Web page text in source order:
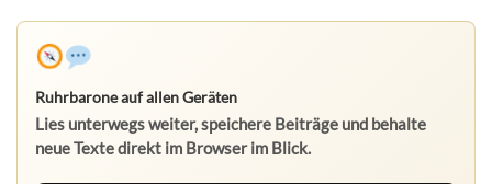
Ruhrbarone auf allen Geräten
Lies unterwegs weiter, speichere Beiträge und behalte
neue Texte direkt im Browser im Blick.